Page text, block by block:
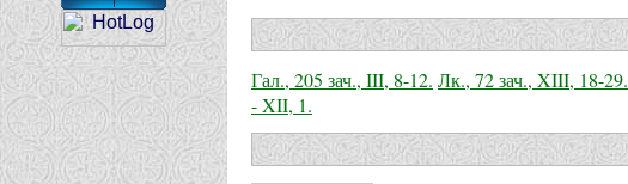
Гал., 205 зач., III, 8-12. Лк., 72 зач., XIII, 18-29.
- XII, 1.